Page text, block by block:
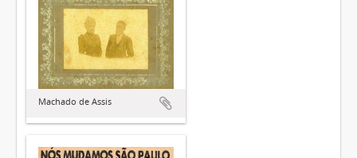
Machado de Assis